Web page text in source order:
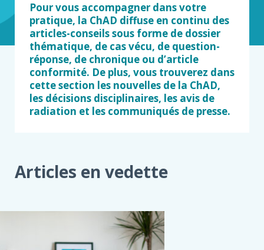
Pour vous accompagner dans votre
pratique, la ChAD diffuse en continu des
articles-conseils sous forme de dossier
thématique, de cas vécu, de question-
réponse, de chronique ou d’article
conformité. De plus, vous trouverez dans
cette section les nouvelles de la ChAD,
les décisions disciplinaires, les avis de
radiation et les communiqués de presse.
Articles en vedette